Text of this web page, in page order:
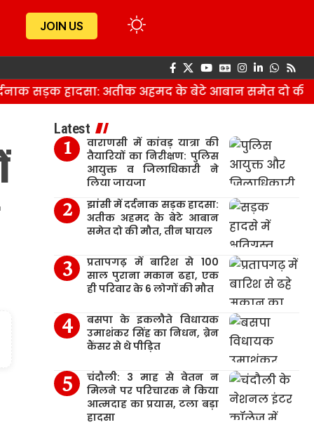
JOIN US
सड़क हादसा: अतीक अहमद के बेटे आबान समेत दो की
Latest
वाराणसी में कांवड़ यात्रा की
तैयारियों का निरीक्षण: पुलिस
आयुक्त व जिलाधिकारी ने
लिया जायजा
झांसी में दर्दनाक सड़क हादसा:
अतीक अहमद के बेटे आबान
समेत दो की मौत, तीन घायल
प्रतापगढ़ में बारिश से 100
साल पुराना मकान ढहा, एक
ही परिवार के 6 लोगों की मौत
बसपा के इकलौते विधायक
उमाशंकर सिंह का निधन, ब्रेन
कैंसर से थे पीड़ित
चंदौली: 3 माह से वेतन न
मिलने पर परिचारक ने किया
आत्मदाह का प्रयास, टला बड़ा
हादसा